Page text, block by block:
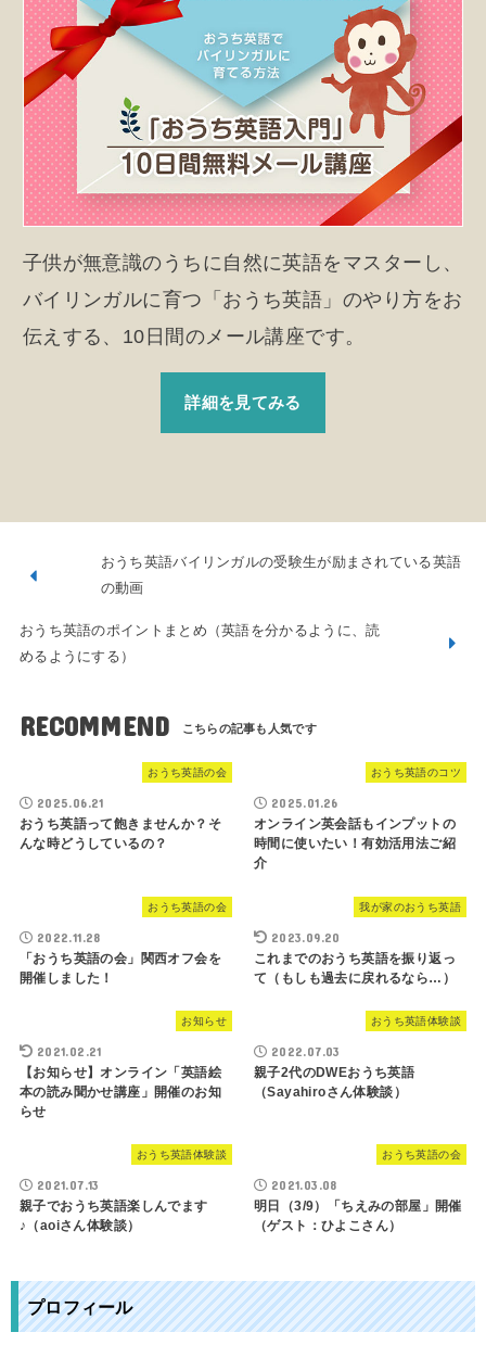
子供が無意識のうちに自然に英語をマスターし、
バイリンガルに育つ「おうち英語」のやり方をお
伝えする、10日間のメール講座です。
詳細を見てみる
おうち英語バイリンガルの受験生が励まされている英語
の動画
おうち英語のポイントまとめ（英語を分かるように、読
めるようにする）
RECOMMEND
おうち英語の会
2025.06.21
おうち英語って飽きませんか？そ
んな時どうしているの？
おうち英語のコツ
2025.01.26
オンライン英会話もインプットの
時間に使いたい！有効活用法ご紹
介
おうち英語の会
2022.11.28
「おうち英語の会」関西オフ会を
開催しました！
我が家のおうち英語
2023.09.20
これまでのおうち英語を振り返っ
て（もしも過去に戻れるなら…）
お知らせ
2021.02.21
【お知らせ】オンライン「英語絵
本の読み聞かせ講座」開催のお知
らせ
おうち英語体験談
2022.07.03
親子2代のDWEおうち英語
（Sayahiroさん体験談）
おうち英語体験談
2021.07.13
親子でおうち英語楽しんでます
♪（aoiさん体験談）
おうち英語の会
2021.03.08
明日（3/9）「ちえみの部屋」開催
（ゲスト：ひよこさん）
プロフィール